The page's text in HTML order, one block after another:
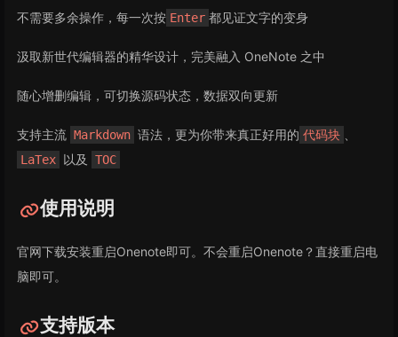
不需要多余操作，每一次按 Enter 都见证文字的变身
汲取新世代编辑器的精华设计，完美融入 OneNote 之中
随心增删编辑，可切换源码状态，数据双向更新
支持主流 Markdown 语法，更为你带来真正好用的 代码块
LaTex 以及 TOC
使用说明
官网下载安装重启Onenote即可。不会重启Onenote？直接重启电
脑即可。
支持版本